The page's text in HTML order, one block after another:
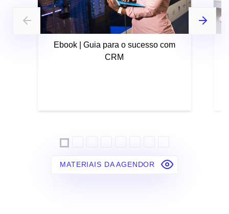
Ebook | Guia para o sucesso com
CRM
MATERIAIS DA AGENDOR